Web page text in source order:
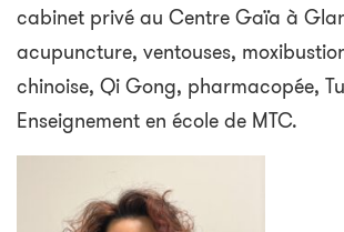
cabinet privé au Centre Gaïa à
acupuncture, ventouses,
chinoise, Qi Gong, pharmacopée,
Enseignement en école de MTC.